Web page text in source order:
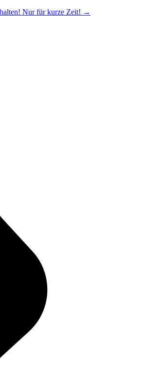
Nur für kurze Zeit! →